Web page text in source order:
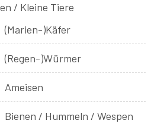
/ Kleine Tiere
(Marien-)Käfer
(Regen-)Würmer
Ameisen
Bienen / Hummeln / Wespen